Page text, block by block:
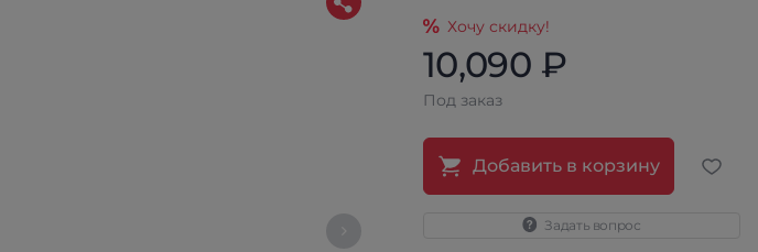
Хочу скидку!
10,090 ₽
Под заказ
Добавить в корзину
Задать вопрос